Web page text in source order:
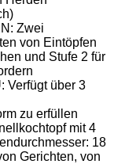
Zwei
von Eintöpfen
und Stufe 2 für
Verfügt über 3
zu erfüllen
mit 4
18
Gerichten, von